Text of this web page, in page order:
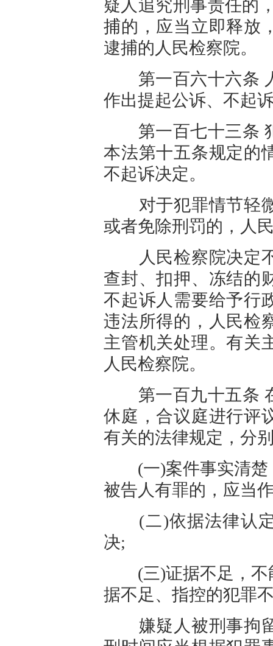
疑人追究刑事责任的
捕的，应当立即释放
逮捕的人民检察院。
第一百六十六条 人
作出提起公诉、不起
第一百七十三条 犯
本法第十五条规定的
不起诉决定。
对于犯罪情节轻微
或者免除刑罚的，人
人民检察院决定不
查封、扣押、冻结的
不起诉人需要给予行
违法所得的，人民检
主管机关处理。有关
人民检察院。
第一百九十五条 在
休庭，合议庭进行评
有关的法律规定，分
(一)案件事实清楚
被告人有罪的，应当
(二)依据法律认定
决;
(三)证据不足，不
据不足、指控的犯罪
嫌疑人被刑事拘留